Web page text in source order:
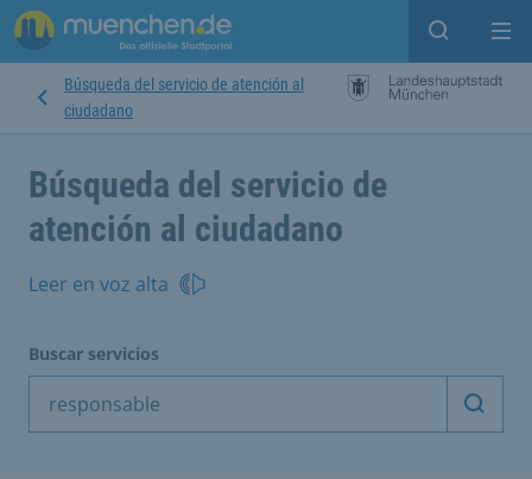
Open
Búsqueda del servicio de atención al
ciudadano
Búsqueda del servicio de
atención al ciudadano
Leer en voz alta
Buscar servicios